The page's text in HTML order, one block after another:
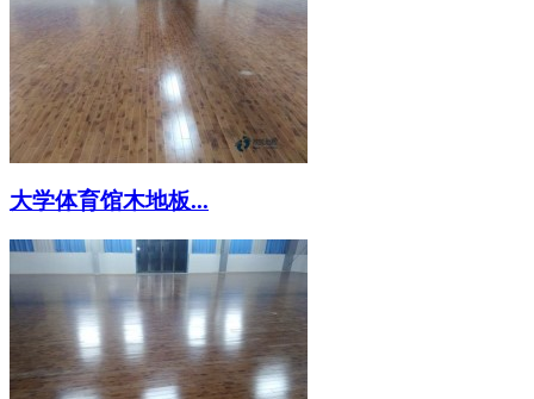
大学体育馆木地板...